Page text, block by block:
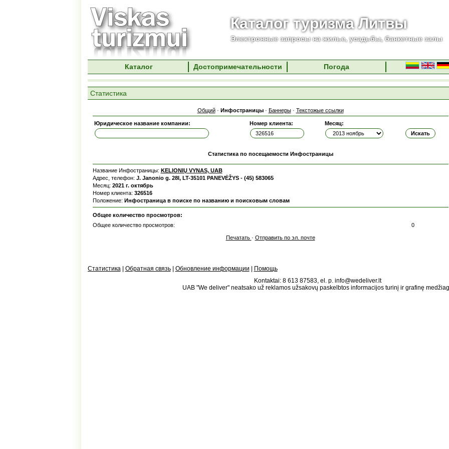
Каталог туризма Литвы
Электронные запросы на жилье, усадьбы, банкетные залы
Каталог Достопримечательности Погода
Статистика
Общий· Инфостраницы· Баннеры· Текстожые ссылки
Юридическое название компании: Номер клиента: Месяц:
Статистика по посещаемости Инфостраницы
Название Инфостраницы: KELIONIŲ VYNAS, UAB
Адрес, телефон: J. Janonio g. 28I, LT-35101 PANEVĖŽYS - (45) 583065
Месяц: 2021 г. октябрь
Номер клиента: 326516
Положение: Инфостраница в поиске по названию и поисковым словам
Общее количество просмотров:
Общее количество просмотров:
0
Печатать · Отправить по эл. почте
Статистика Обратная связь| Обновление информации
Помощь
Kontaktai: 8 613 87583, el. p. info@wedeliver.lt
UAB "We deliver" neatsako už reklamos užsakovų paskelbtos informacijos turinį ir grafinę